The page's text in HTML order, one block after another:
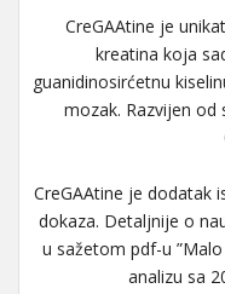
CreGAAtine je
kreatina koja
guanidinosirćetnu
mozak. Razvijen od
CreGAAtine je dodatak
dokaza. Detaljnije o
u sažetom pdf-u
analizu sa